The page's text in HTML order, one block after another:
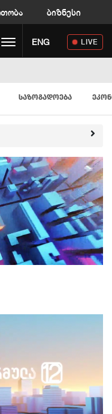
ბიზნესი
Toggle navigation
ENG LIVE
ᲡᲐᲖᲝᲒᲐᲓᲝᲔᲑᲐ